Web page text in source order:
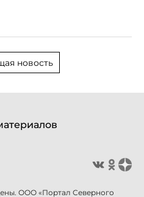
новость
ООО «Портал Северного